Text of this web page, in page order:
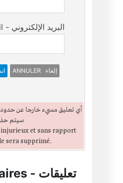
Email - البريد الإلكتروني
ANNULER إلغاء
أي تعليق مسيء خارجا عن حدود
سيتم
et sans rapport
sera supprimé.
- تعليقات